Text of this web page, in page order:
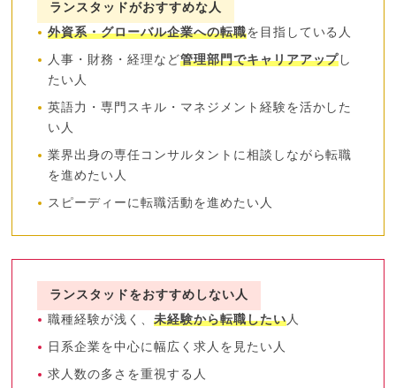
ランスタッドがおすすめな人
外資系・グローバル企業への転職を目指している人
人事・財務・経理など管理部門でキャリアアップ し
たい人
英語力・専門スキル・マネジメント経験を活かした
い人
業界出身の専任コンサルタントに相談しながら転職
を進めたい人
スピーディーに転職活動を進めたい人
ランスタッドをおすすめしない人
職種経験が浅く、未経験から転職したい人
日系企業を中心に幅広く求人を見たい人
求人数の多さを重視する人